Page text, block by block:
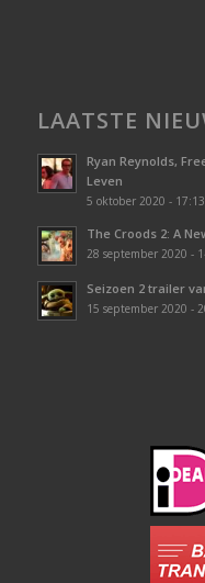
LAATSTE
Ryan Reynolds,
Leven
5 oktober 2020 - 17:13
The Croods 2: A
28 september 2020 -
Seizoen 2 trailer
15 september 2020 -